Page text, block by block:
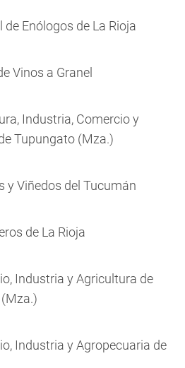
Enólogos de La Rioja
Vinos a Granel
Industria, Comercio y
Tupungato (Mza.)
y Viñedos del Tucumán
de La Rioja
Industria y Agricultura de
Industria y Agropecuaria de